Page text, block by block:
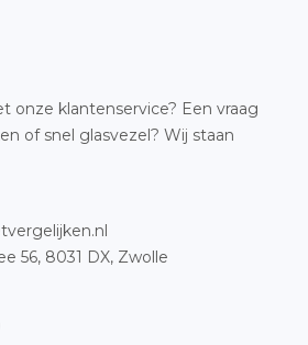
onze klantenservice? Een vraag
of snel glasvezel? Wij staan
56, 8031 DX, Zwolle